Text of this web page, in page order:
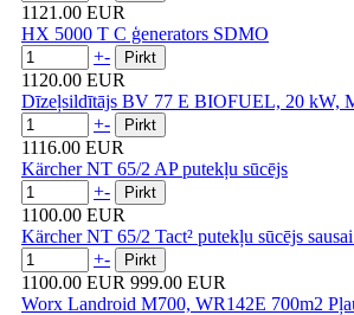
1121.00 EUR
HX 5000 T C ģenerators SDMO
+-
1120.00 EUR
Dīzeļsildītājs BV 77 E BIOFUEL, 20 kW,
+-
1116.00 EUR
Kärcher NT 65/2 AP putekļu sūcējs
+-
1100.00 EUR
Kärcher NT 65/2 Tact² putekļu sūcējs
+-
1100.00 EUR 999.00 EUR
Worx Landroid M700, WR142E 700m2